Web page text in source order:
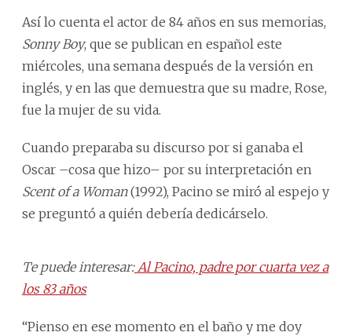
Así lo cuenta el actor de 84 años en sus memorias,
Sonny Boy, que se publican en español este
miércoles, una semana después de la versión en
inglés, y en las que demuestra que su madre, Rose,
fue la mujer de su vida.
Cuando preparaba su discurso por si ganaba el
Oscar –cosa que hizo– por su interpretación en
Scent of a Woman(1992), Pacino se miró al espejo y
se preguntó a quién debería dedicárselo.
Te puede interesar:Al Pacino, padre por cuarta vez a
los 83 años
“Pienso en ese momento en el baño y me doy